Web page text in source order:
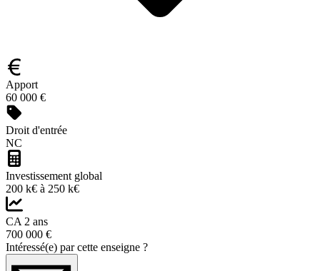
Apport
60 000 €
Droit d'entrée
NC
Investissement global
200 k€ à 250 k€
CA 2 ans
700 000 €
Intéressé(e) par cette enseigne ?